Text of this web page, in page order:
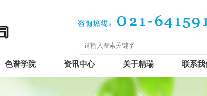
色谱学院 资讯中心 关于精瑞 联系我